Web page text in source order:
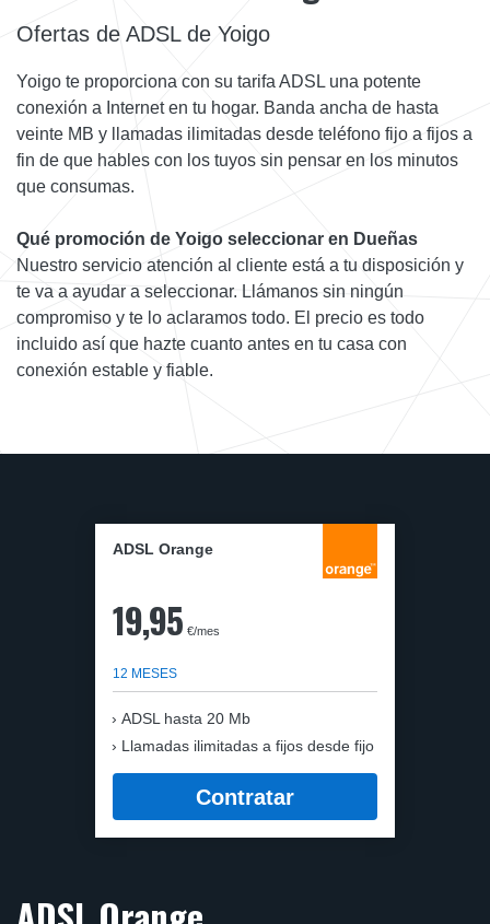
Ofertas de ADSL de Yoigo
Yoigo te proporciona con su tarifa ADSL una potente
conexión a Internet en tu hogar. Banda ancha de hasta
veinte MB y llamadas ilimitadas desde teléfono fijo a fijos a
fin de que hables con los tuyos sin pensar en los minutos
que consumas.
Qué promoción de Yoigo seleccionar en Dueñas
Nuestro servicio atención al cliente está a tu disposición y
te va a ayudar a seleccionar. Llámanos sin ningún
compromiso y te lo aclaramos todo. El precio es todo
incluido así que hazte cuanto antes en tu casa con
conexión estable y fiable.
ADSL Orange
19,95 €/mes
12 MESES
ADSL hasta 20 Mb
Llamadas ilimitadas a fijos desde fijo
Contratar